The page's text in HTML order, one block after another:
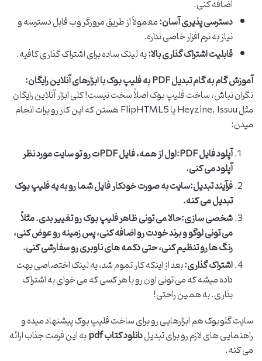
اضافه کنی.
دسترسی پذیری آسان:معمولاً از طریق مرورگر وب قابل دسترسه و
نیاز به نرم افزار خاصی نداره.
قابلیت اشتراک گذاری بالا:یه لینک ساده برای اشتراک گذاری کافیه.
آموزش گام به گام تبدیل PDF به فلیپ بوک با ابزارهای آنلاین رایگان:
نگران نباش، ساخت فلیپ بوک اصلاً سخت نیست! کلی ابزار آنلاین رایگان
مثل Heyzine, Issuu یا FlipHTML5 هستن که این کار رو برات انجام
میدن:
آپلود فایل PDF:
اول از همه، فایل PDFت رو تو سایت مورد نظر
آپلود می کنی.
فرآیند تبدیل:سایت به صورت خودکار فایل شما رو به یه فلیپ بوک
تبدیل می کنه.
شخصی سازی:حالا می تونی ظاهر فلیپ بوک رو تغییر بدی. مثلاً
می تونی لوگو و برند خودت رو اضافه کنی، پس زمینه رو عوض کنی،
رنگ ها رو تنظیم کنی، حتی دکمه های ناوبری رو سفارشی کنی.
اشتراک گذاری:بعد از اینکه کار تموم شد، یه لینک اختصاصی بهت
داده میشه که می تونی اون رو با هر کسی که می خوای به اشتراک
بذاری. به همین راحتی!
سایت گلوبوک هم ابزارهایی رو برای ساخت فلیپ بوک پیشنهاد میده و
راهنمایی های لازم رو برای تبدیلدانلود کتاب pdf به این فرمت جذاب ارائه
می کنه.